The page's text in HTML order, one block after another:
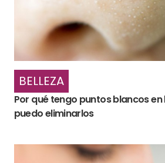
BELLEZA
Por qué tengo puntos blancos
puedo eliminarlos